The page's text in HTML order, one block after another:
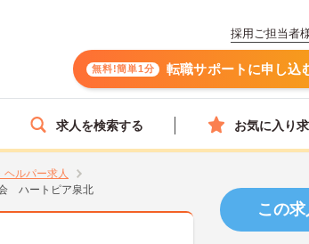
採用ご担当者
無料!簡単1分 転職サポートに申し込
求人を検索する お気に入り
ヘルパー求人
ハートピア泉北
この